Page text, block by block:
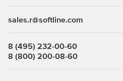
sales.r@softline.com
8 (495) 232-00-60
8 (800) 200-08-60